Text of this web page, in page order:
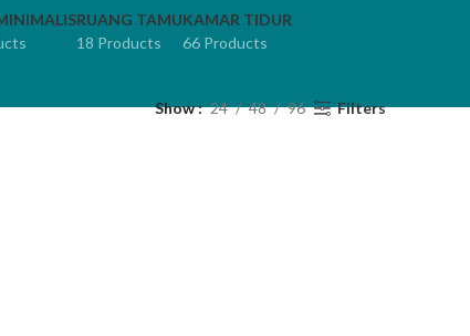
RUANG TAMU
18 Products
KAMAR TIDUR
66 Products
Show 24 48 96 Filters